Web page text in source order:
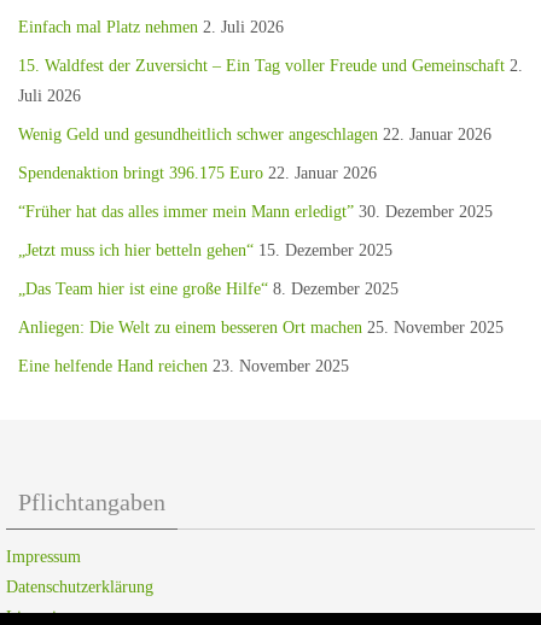
Einfach mal Platz nehmen 2. Juli 2026
15. Waldfest der Zuversicht – Ein Tag voller Freude und Gemeinschaft 2.
Juli 2026
Wenig Geld und gesundheitlich schwer angeschlagen 22. Januar 2026
Spendenaktion bringt 396.175 Euro 22. Januar 2026
“Früher hat das alles immer mein Mann erledigt” 30. Dezember 2025
„Jetzt muss ich hier betteln gehen“ 15. Dezember 2025
„Das Team hier ist eine große Hilfe“ 8. Dezember 2025
Anliegen: Die Welt zu einem besseren Ort machen 25. November 2025
Eine helfende Hand reichen 23. November 2025
Pflichtangaben
Impressum
Datenschutzerklärung
Lizenzierung